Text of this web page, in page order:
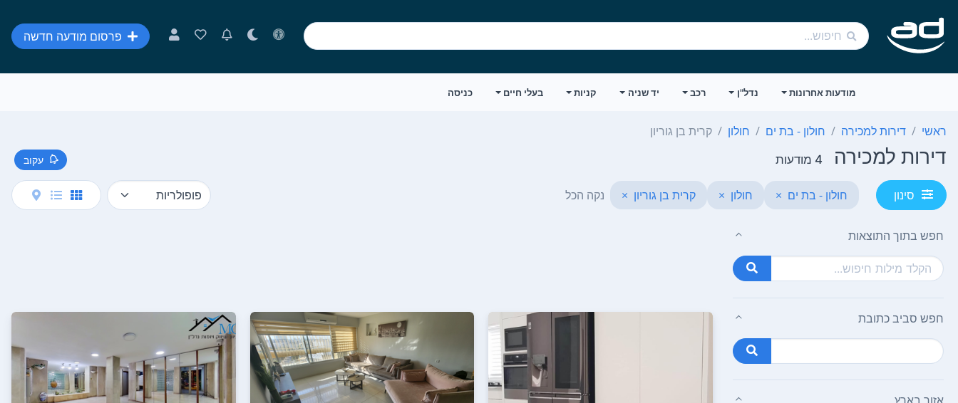
פרסום מודעה חדשה
מודעות אחרונות נדל"ן רכב יד שניה קניות בעלי חיים כניסה
ראשי דירות למכירה חולון - בת ים חולון קרית בן גוריון
דירות למכירה 4 מודעות עקוב
סינון חולון - בת ים × חולון × קרית בן גוריון × נקה הכל
חפש בתוך התוצאות
חפש סביב כתובת